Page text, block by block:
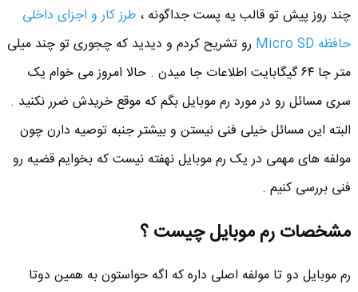
چند روز پیش تو قالب یه پست جداگونه ، طرز کار و اجزای داخلی
حافظه Micro SD
رو تشریح کردم و دیدید که چجوری تو چند میلی
متر جا ۶۴ گیگابایت اطلاعات جا میدن . حالا امروز می خوام یک
سری مسائل رو در مورد رم موبایل بگم که موقع خریدش ضرر نکنید .
البته این مسائل خیلی فنی نیستن و بیشتر جنبه توصیه دارن چون
مولفه های مهمی در یک رم موبایل نهفته نیست که بخوایم قضیه رو
فنی بررسی کنیم .
مشخصات رم موبایل چیست ؟
رم موبایل دو تا مولفه اصلی داره که اگه حواستون به همین دوتا